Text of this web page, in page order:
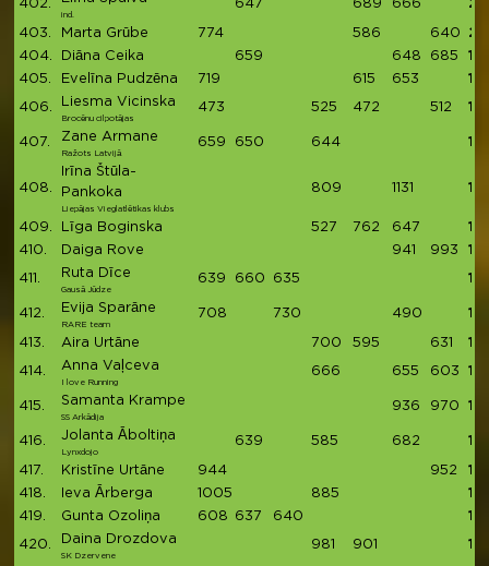
402.
ind.
647 689 666
403. Marta Grūbe 774 586 640
404.
Diāna Ceika 659 648 685
405.
Evelīna Pudzēna 719 615 653
406. Liesma Vicinska
Brocēnu cilpotājas
473 525 472 512
407. Zane Armane
Ražots Latvijā
659 650 644
408.
Irīna Štūla-
Pankoka
Liepājas Vieglatlētikas klubs
809 1131
409. Līga Boginska 527 762 647
410.
Daiga Rove 941 993
411. Ruta Dīce
Gausā Jūdze
639 660 635
412. Evija Sparāne
RARE team
708 730 490
413. Aira Urtāne 700 595 631
414. Anna Vaļceva
I love Running
666 655 603
415. Samanta Krampe
SS Arkādija
936 970
416. Jolanta Āboltiņa
Lynxdojo
639 585 682
417. Kristīne Urtāne 944 952
418.
Ieva Ārberga 1005 885
419.
Gunta Ozoliņa 608 637 640
420. Daina Drozdova
SK Dzervene
981 901